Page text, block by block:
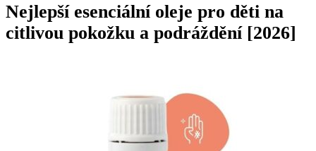
Nejlepší esenciální oleje pro děti na
citlivou pokožku a podráždění [2026]